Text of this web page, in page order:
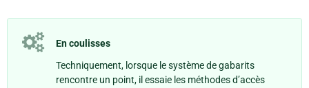
En coulisses
Techniquement, lorsque le système de gabarits
rencontre un point, il essaie les méthodes d’accès